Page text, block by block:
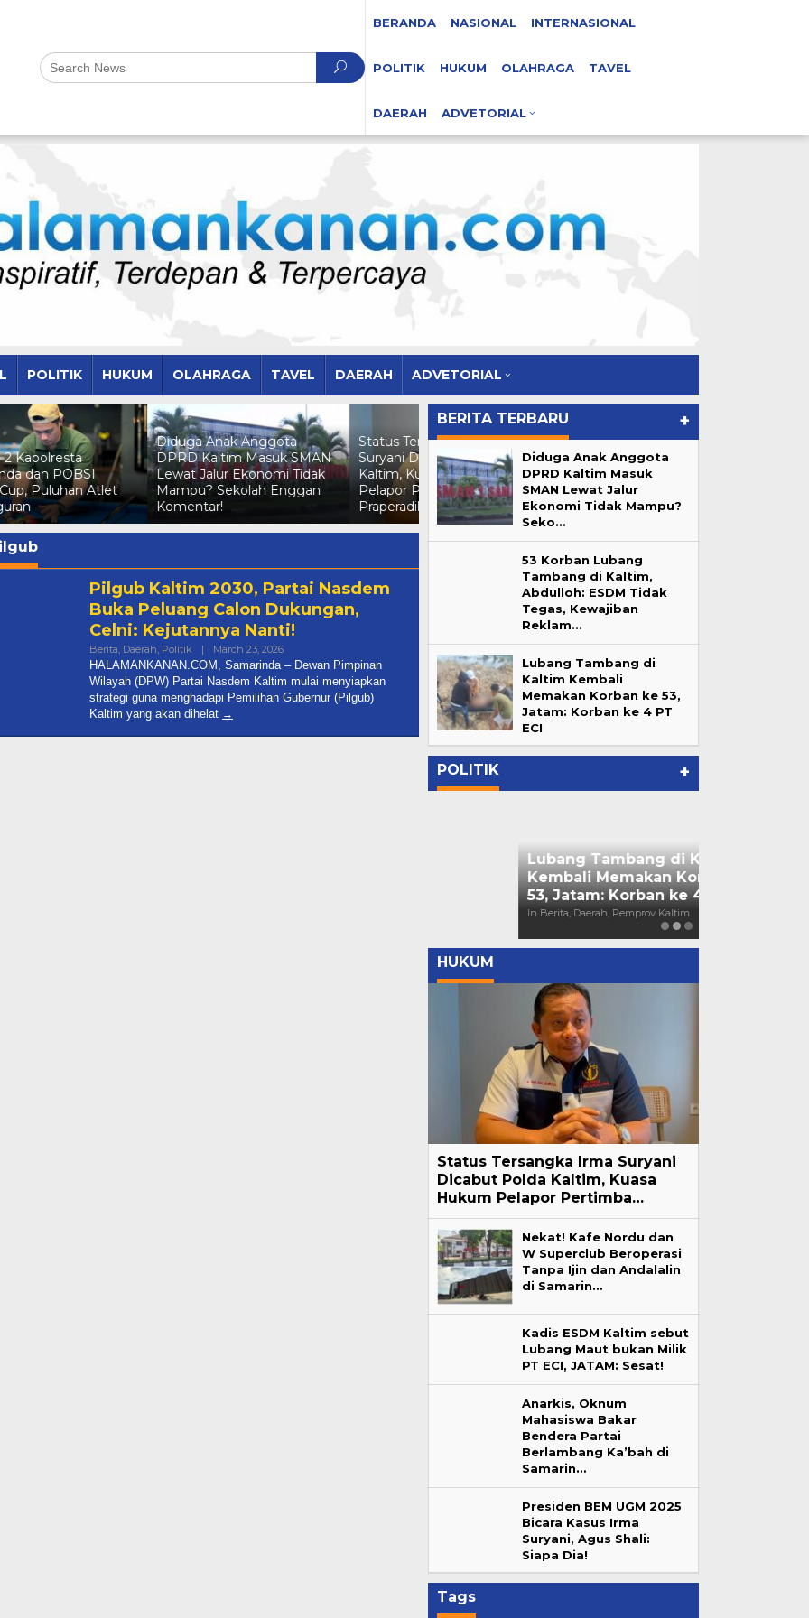
BERANDA NASIONAL INTERNASIONAL
POLITIK HUKUM OLAHRAGA TAVEL
DAERAH ADVETORIAL
POLITIK HUKUM OLAHRAGA TAVEL DAERAH ADVETORIAL
Diduga Anak Anggota
DPRD Kaltim Masuk SMAN
Lewat Jalur Ekonomi Tidak
Mampu? Sekolah Enggan
Komentar!
Status Tersangka Irma
Suryani Dicabut Polda
Kaltim, Kuasa Hukum
Pelapor Pertimbangkan
Nekat! Kafe Nordu dan W
Superclub Beroperasi Tanpa
Ijin dan Andalalin di
Samarinda
Reborn Fun Games, Cari
Bibit Atlet Biliar Potensial
Samarinda
Games, Cari Bibit Atlet Biliar
Potensial Samarinda
Pilgub Kaltim 2030, Partai Nasdem
Buka Peluang Calon Dukungan,
Celni: Kejutannya Nanti!
Berita, Daerah, Politik | March 23, 2026By
Halamankanancom@gmail.com
HALAMANKANAN.COM, Samarinda – Dewan Pimpinan
Wilayah (DPW) Partai Nasdem Kaltim mulai menyiapkan
strategi guna menghadapi Pemilihan Gubernur (Pilgub)
Kaltim yang akan dihelat
BERITA TERBARU +
Diduga Anak Anggota
DPRD Kaltim Masuk
SMAN Lewat Jalur
Ekonomi Tidak Mampu?
Seko…
53 Korban Lubang
Tambang di Kaltim,
Abdulloh: ESDM Tidak
Tegas, Kewajiban
Reklam…
Lubang Tambang di
Kaltim Kembali
Memakan Korban ke 53,
Jatam: Korban ke 4 PT
ECI
POLITIK +
Diduga Anak Anggota DPRD
Kaltim Masuk SMAN Lewat Jalur
Ekonomi Tidak Mampu? Seko…
Lubang Tambang di Kaltim
Kembali Memakan Korban ke
53, Jatam: Korban ke 4 PT ECI
In Berita, Daerah, Pemprov Kaltim
HUKUM
Status Tersangka Irma Suryani
Dicabut Polda Kaltim, Kuasa
Hukum Pelapor Pertimba…
Nekat! Kafe Nordu dan
W Superclub Beroperasi
Tanpa Ijin dan Andalalin
di Samarin…
Kadis ESDM Kaltim sebut
Lubang Maut bukan Milik
PT ECI, JATAM: Sesat!
Anarkis, Oknum
Mahasiswa Bakar
Bendera Partai
Berlambang Ka’bah di
Samarin…
Presiden BEM UGM 2025
Bicara Kasus Irma
Suryani, Agus Shali:
Siapa Dia!
Tags